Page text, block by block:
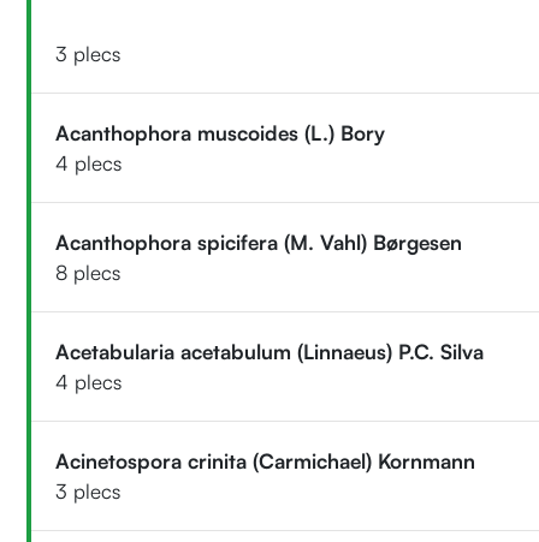
3 plecs
Acanthophora muscoides (L.) Bory
4 plecs
Acanthophora spicifera (M. Vahl) Børgesen
8 plecs
Acetabularia acetabulum (Linnaeus) P.C. Silva
4 plecs
Acinetospora crinita (Carmichael) Kornmann
3 plecs